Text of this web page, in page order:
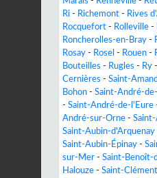
Ri - Richemont - Rives
Rocquefort - Rolleville -
Roncherolles-en-Bray -
Rosay - Rosel - Rouen -
Bouteilles - Rugles - Ry -
Cernières - Saint-
Bohon - Saint-André-
- Saint-André-de-l'Eure
André-sur-Orne -
Saint-Aubin-d'Arquenay
Saint-Aubin-Épinay -
sur-Mer - Saint-Benoît-
Halouze - Saint-